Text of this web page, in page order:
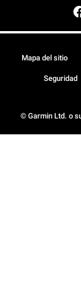
© Garmin Ltd. o
Mapa del sitio
Seguridad